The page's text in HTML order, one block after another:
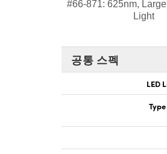
#66-871: 625nm,
Light
공통 스펙
LED